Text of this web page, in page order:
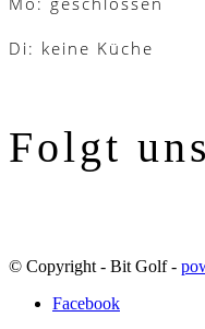
Di: keine Küche
Folgt uns
© Copyright - Bit Golf -
Facebook